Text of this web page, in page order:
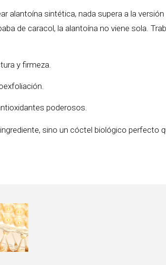
alantoína sintética, nada supera a la
de caracol, la alantoína no viene sola.
y firmeza.
poderosos.
sino un cóctel biológico perfecto